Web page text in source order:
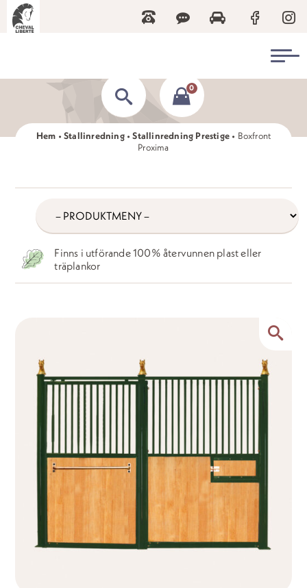
0
Hem • Stallinredning•Stallinredning Prestige • Boxfront
Proxima
/produkter/
produkter
Finns i utförande 100% återvunnen plast eller
träplankor